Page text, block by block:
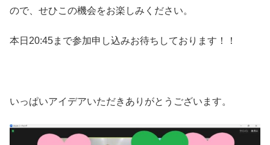
ので、せひこの機会をお楽しみください。
本日20:45まで参加申し込みお待ちしております！！
いっぱいアイデアいただきありがとうございます。